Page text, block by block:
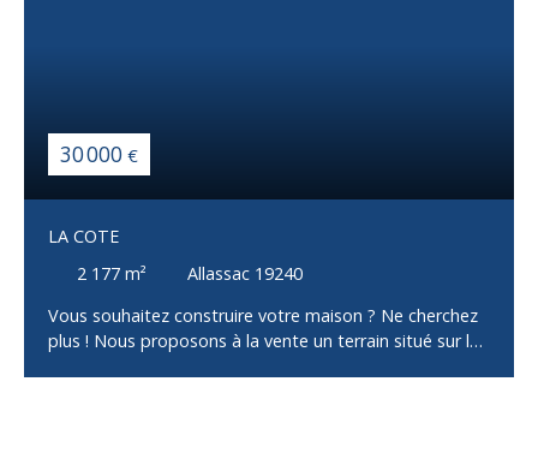
30 000 €
LA COTE
2 177 m²
Allassac 19240
Vous souhaitez construire votre maison ? Ne cherchez
plus ! Nous proposons à la vente un terrain situé sur les